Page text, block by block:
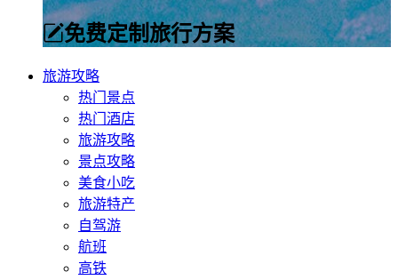
免费定制旅行方案
旅游攻略
热门景点
热门酒店
旅游攻略
景点攻略
美食小吃
旅游特产
自驾游
航班
高铁